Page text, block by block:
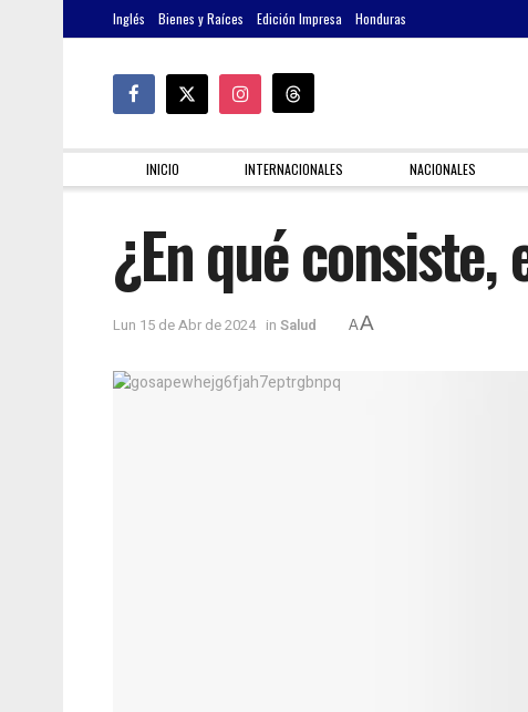
Inglés Bienes y Raíces Edición Impresa Honduras
INICIO INTERNACIONALES NACIONALES
¿En qué
Lun 15 de Abr de 2024 in Salud AA